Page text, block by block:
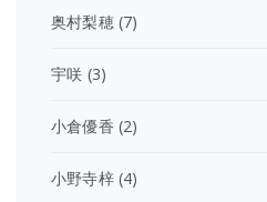
奥村梨穂(7)
宇咲 (3)
小倉優香 (2)
小野寺梓(4)